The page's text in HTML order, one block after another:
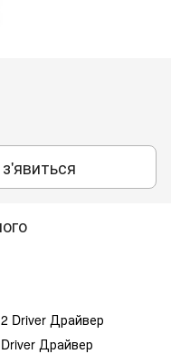
Driver Драйвер
Драйвер